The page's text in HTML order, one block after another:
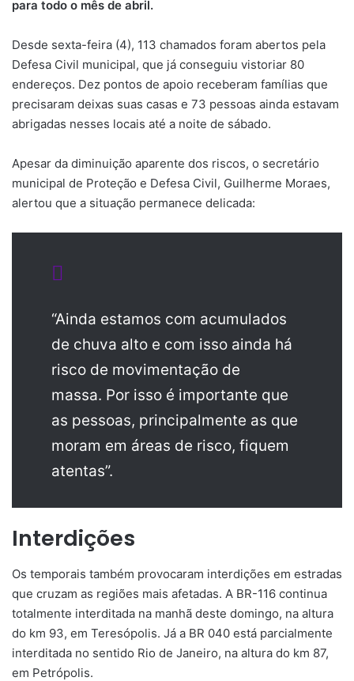
para todo o mês de abril.
Desde sexta-feira (4), 113 chamados foram abertos pela
Defesa Civil municipal, que já conseguiu vistoriar 80
endereços. Dez pontos de apoio receberam famílias que
precisaram deixas suas casas e 73 pessoas ainda estavam
abrigadas nesses locais até a noite de sábado.
Apesar da diminuição aparente dos riscos, o secretário
municipal de Proteção e Defesa Civil, Guilherme Moraes,
alertou que a situação permanece delicada:
“Ainda estamos com acumulados
de chuva alto e com isso ainda há
risco de movimentação de
massa. Por isso é importante que
as pessoas, principalmente as que
moram em áreas de risco, fiquem
atentas”.
Interdições
Os temporais também provocaram interdições em estradas
que cruzam as regiões mais afetadas. A BR-116 continua
totalmente interditada na manhã deste domingo, na altura
do km 93, em Teresópolis. Já a BR 040 está parcialmente
interditada no sentido Rio de Janeiro, na altura do km 87,
em Petrópolis.